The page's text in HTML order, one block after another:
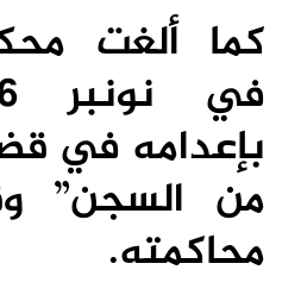
كما ألغت
بإعدامه في
من السجن”
محاكمته.